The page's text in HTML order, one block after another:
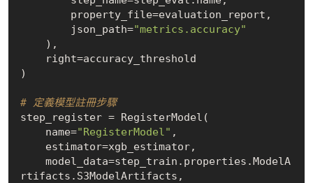
        json_path=
"metrics.accuracy"
)
# 定義模型註冊步驟
step_register = RegisterModel(
    name=
"RegisterModel" ,
rtifacts.S3ModelArtifacts,